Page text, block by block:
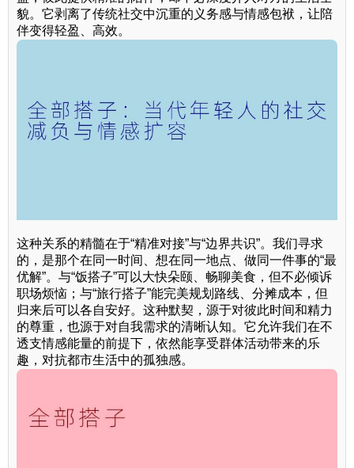
貌。它剥离了传统社交中沉重的义务感与情感包袱，让陪
伴变得轻盈、高效。
这种关系的精髓在于“精准对接”与“边界共识”。我们寻求
的，是那个在同一时间、想在同一地点、做同一件事的“最
优解”。与“饭搭子”可以大快朵颐、畅聊美食，但不必倾诉
职场烦恼；与“旅行搭子”能完美规划路线、分摊成本，但
归来后可以各自安好。这种默契，源于对彼此时间和精力
的尊重，也源于对自我需求的清晰认知。它允许我们在不
透支情感能量的前提下，依然能享受群体活动带来的乐
趣，对抗都市生活中的孤独感。